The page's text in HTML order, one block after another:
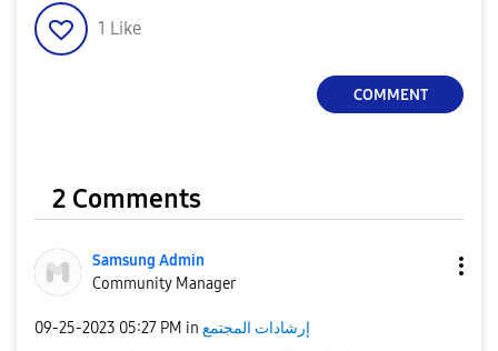
1 Like
COMMENT
2 Comments
Samsung Admin
Community Manager
‎09-25-2023 05:27 PM in إرشادات المجتمع